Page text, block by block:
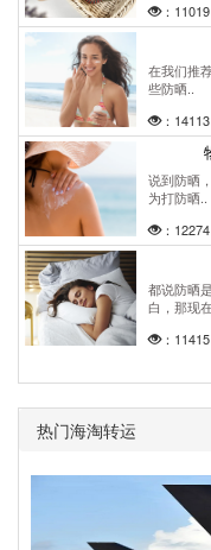
：11019
在我们推
些防晒..
：14113
说到防晒
为打防晒..
：12274
都说防晒
白，那现在
：11415
热门海淘转运